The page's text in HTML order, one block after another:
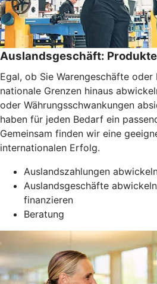
Auslandsgeschäft: Produkte
Egal, ob Sie Warengeschäfte
nationale Grenzen hinaus
oder Währungsschwankungen
haben für jeden Bedarf ein
Gemeinsam finden wir eine
internationalen Erfolg.
Auslandszahlungen
Auslandsgeschäfte
finanzieren
Beratung